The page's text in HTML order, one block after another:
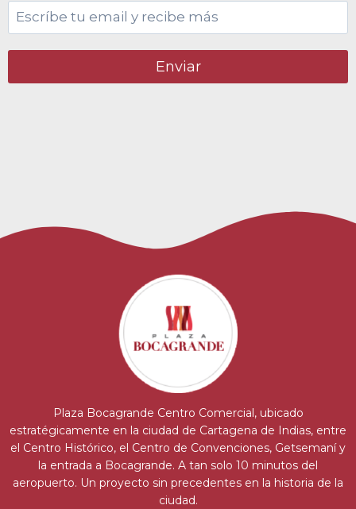
Plaza Bocagrande Centro Comercial, ubicado
estratégicamente en la ciudad de Cartagena de Indias, entre
el Centro Histórico, el Centro de Convenciones, Getsemaní y
la entrada a Bocagrande. A tan solo 10 minutos del
aeropuerto. Un proyecto sin precedentes en la historia de la
ciudad.